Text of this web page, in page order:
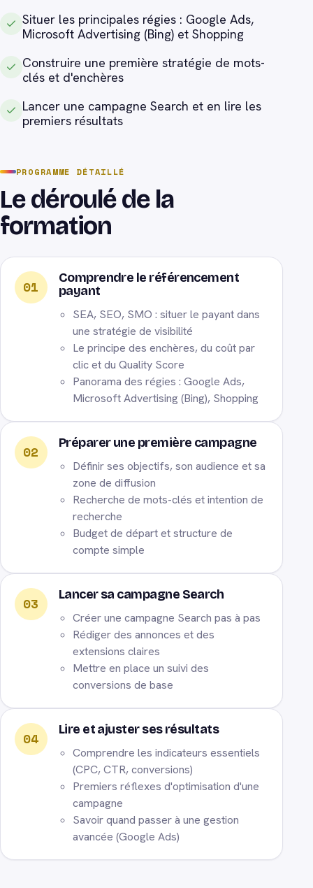
Situer les principales régies : Google Ads,
Microsoft Advertising (Bing) et Shopping
Construire une première stratégie de mots-
clés et d'enchères
Lancer une campagne Search et en lire les
premiers résultats
PROGRAMME DÉTAILLÉ
Le déroulé de la
formation
01
Comprendre le référencement
payant
SEA, SEO, SMO : situer le payant dans
une stratégie de visibilité
Le principe des enchères, du coût par
clic et du Quality Score
Panorama des régies : Google Ads,
Microsoft Advertising (Bing), Shopping
02
Préparer une première campagne
Définir ses objectifs, son audience et sa
zone de diffusion
Recherche de mots-clés et intention de
recherche
Budget de départ et structure de
compte simple
03
Lancer sa campagne Search
Créer une campagne Search pas à pas
Rédiger des annonces et des
extensions claires
Mettre en place un suivi des
conversions de base
04
Lire et ajuster ses résultats
Comprendre les indicateurs essentiels
(CPC, CTR, conversions)
Premiers réflexes d'optimisation d'une
campagne
Savoir quand passer à une gestion
avancée (Google Ads)